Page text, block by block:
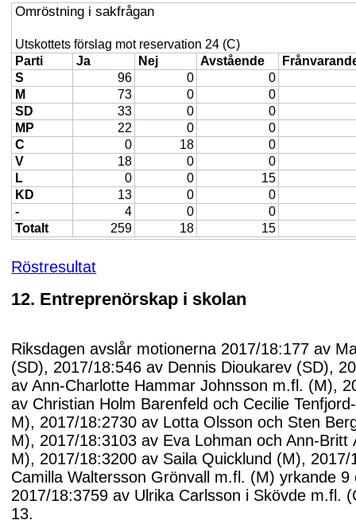
Omröstning i sakfrågan
Utskottets förslag mot reservation 24 (C)
Parti
Ja Nej Avstående
S
96 0
0
M
73 0
0
SD
33 0
0
MP
22 0
0
C
0 18
0
V
18 0
0
L
0 0
15
KD
13 0
0
-
4 0
0
Totalt
259 18 15
Röstresultat
12. Entreprenörskap i skolan
Riksdagen avslår motionerna 2017/18:177 av
(SD), 2017/18:546 av Dennis Dioukarev (SD),
av Ann-Charlotte Hammar Johnsson m.fl. (M),
av Christian Holm Barenfeld och Cecilie
M), 2017/18:2730 av Lotta Olsson och Sten
M), 2017/18:3103 av Eva Lohman och Ann-Britt
M), 2017/18:3200 av Saila Quicklund (M), 2017/
Camilla Waltersson Grönvall m.fl. (M) yrkande 9
2017/18:3759 av Ulrika Carlsson i Skövde m.fl.
13.